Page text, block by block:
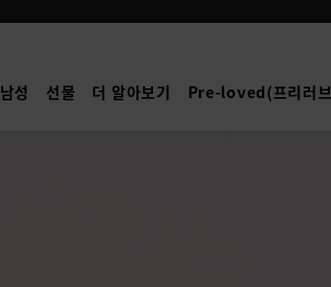
남성 선물 더 알아보기 Pre-loved(프리러